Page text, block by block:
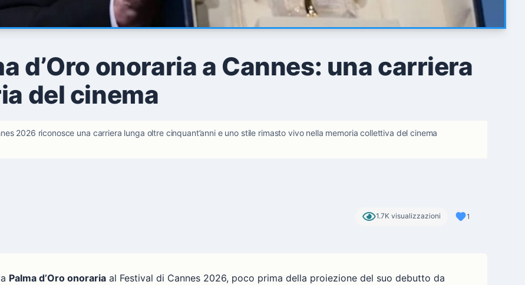
d’Oro onoraria a Cannes: una carriera
del cinema
2026 riconosce una carriera lunga oltre cinquant’anni e uno stile rimasto vivo nella memoria collettiva del cinema
1.7K visualizzazioni 1
Palma d’Oro onoraria al Festival di Cannes 2026, poco prima della proiezione del suo debutto da